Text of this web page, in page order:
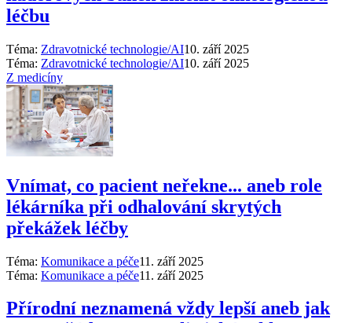
léčbu
Téma: Zdravotnické technologie/AI10. září 2025
Téma: Zdravotnické technologie/AI10. září 2025
Z medicíny
Vnímat, co pacient neřekne... aneb role
lékárníka při odhalování skrytých
překážek léčby
Téma: Komunikace a péče11. září 2025
Téma: Komunikace a péče11. září 2025
Přírodní neznamená vždy lepší aneb jak